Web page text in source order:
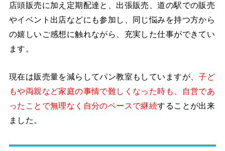
店頭販売に加え定期配達と、出張販売、道の駅での販売
やイベント出店などにも参加し、同じ悩みを持つ方から
の嬉しいご感想に触れながら、充実した仕事ができてい
ます。
現在は販売量を減らしてパン教室もしていますが、子ど
もや両親など家庭の事情で難しくなった時も、自営であ
ったことで無理なく自分のペースで継続することが出来
ました。